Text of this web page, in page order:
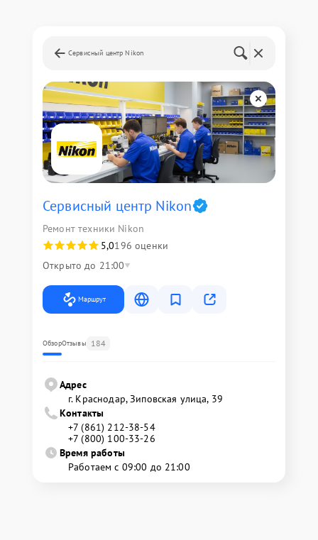
Сервисный центр Nikon
Сервисный центр Nikon
Ремонт техники Nikon
5,0196 оценки
Открыто до 21:00
Маршрут
ОбзорОтзывы 184
Адрес
г. Краснодар, Зиповская улица, 39
Контакты
+7 (861) 212-38-54
+7 (800) 100-33-26
Время работы
Работаем с 09:00 до 21:00